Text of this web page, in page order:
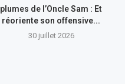
plumes de l’Oncle Sam : Et
réoriente son offensive...
30 juillet 2026